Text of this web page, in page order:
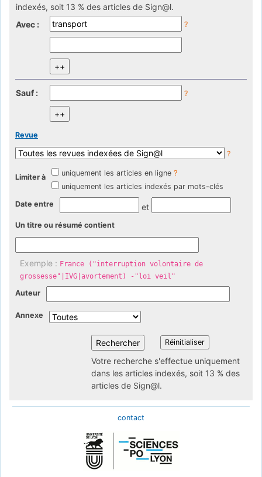
indexés, soit 13 % des articles de Sign@l.
Avec :
?
Sauf : ?
Revue
?
Limiter à uniquement les articles en ligne ?
uniquement les articles indexés par mots-clés
Date entre et
Un titre ou résumé contient
Exemple : France ("interruption volontaire de
grossesse"|IVG|avortement) -"loi veil"
Auteur
Annexe
Votre recherche s'effectue uniquement
dans les articles indexés, soit 13 % des
articles de Sign@l.
contact